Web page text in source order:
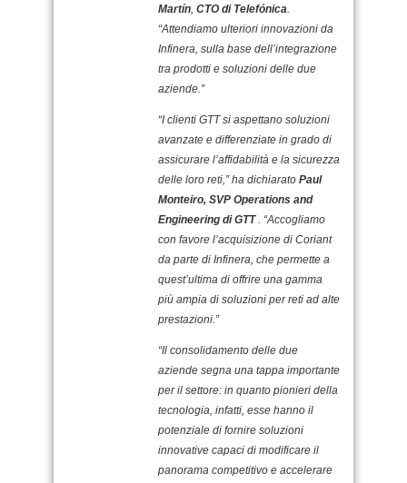
Martín, CTO di Telefónica.
“Attendiamo ulteriori innovazioni da
Infinera, sulla base dell’integrazione
tra prodotti e soluzioni delle due
aziende.”
“I clienti GTT si aspettano soluzioni
avanzate e differenziate in grado di
assicurare l’affidabilità e la sicurezza
delle loro reti,” ha dichiarato Paul
Monteiro, SVP Operations and
Engineering di GTT. “Accogliamo
con favore l’acquisizione di Coriant
da parte di Infinera, che permette a
quest’ultima di offrire una gamma
più ampia di soluzioni per reti ad alte
prestazioni.”
“Il consolidamento delle due
aziende segna una tappa importante
per il settore: in quanto pionieri della
tecnologia, infatti, esse hanno il
potenziale di fornire soluzioni
innovative capaci di modificare il
panorama competitivo e accelerare